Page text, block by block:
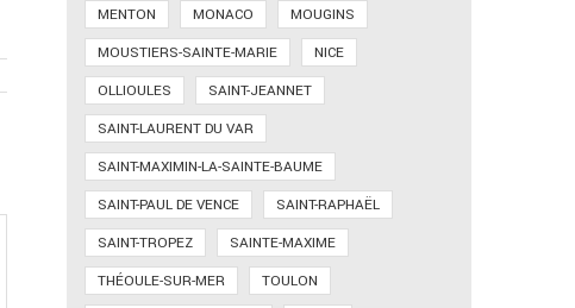
MENTON
MONACO
MOUGINS
MOUSTIERS-SAINTE-MARIE
NICE
OLLIOULES
SAINT-JEANNET
SAINT-LAURENT DU VAR
SAINT-MAXIMIN-LA-SAINTE-BAUME
SAINT-PAUL DE VENCE
SAINT-RAPHAËL
SAINT-TROPEZ
SAINTE-MAXIME
THÉOULE-SUR-MER
TOULON